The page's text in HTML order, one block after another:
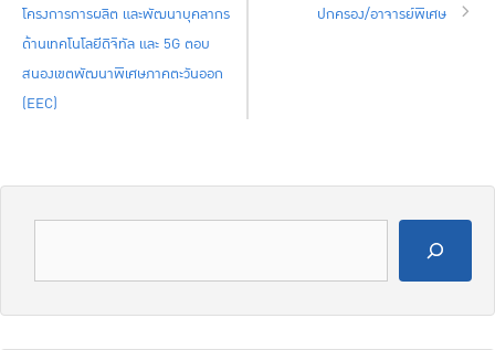
โครงการการผลิต และพัฒนาบุคลากร
ด้านเทคโนโลยีดิจิทัล และ 5G ตอบ
สนองเขตพัฒนาพิเศษภาคตะวันออก
(EEC)
ปกครอง/อาจารย์พิเศษ